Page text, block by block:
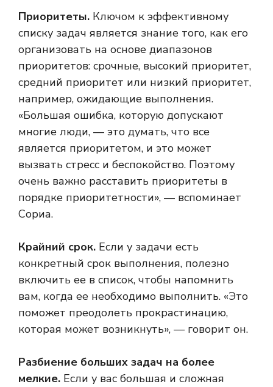
Приоритеты. Ключом к эффективному
списку задач является знание того, как его
организовать на основе диапазонов
приоритетов: срочные, высокий приоритет,
средний приоритет или низкий приоритет,
например, ожидающие выполнения.
«Большая ошибка, которую допускают
многие люди, — это думать, что все
является приоритетом, и это может
вызвать стресс и беспокойство. Поэтому
очень важно расставить приоритеты в
порядке приоритетности», — вспоминает
Сориа.
Крайний срок. Если у задачи есть
конкретный срок выполнения, полезно
включить ее в список, чтобы напомнить
вам, когда ее необходимо выполнить. «Это
поможет преодолеть прокрастинацию,
которая может возникнуть», — говорит он.
Разбиение больших задач на более
мелкие. Если у вас большая и сложная